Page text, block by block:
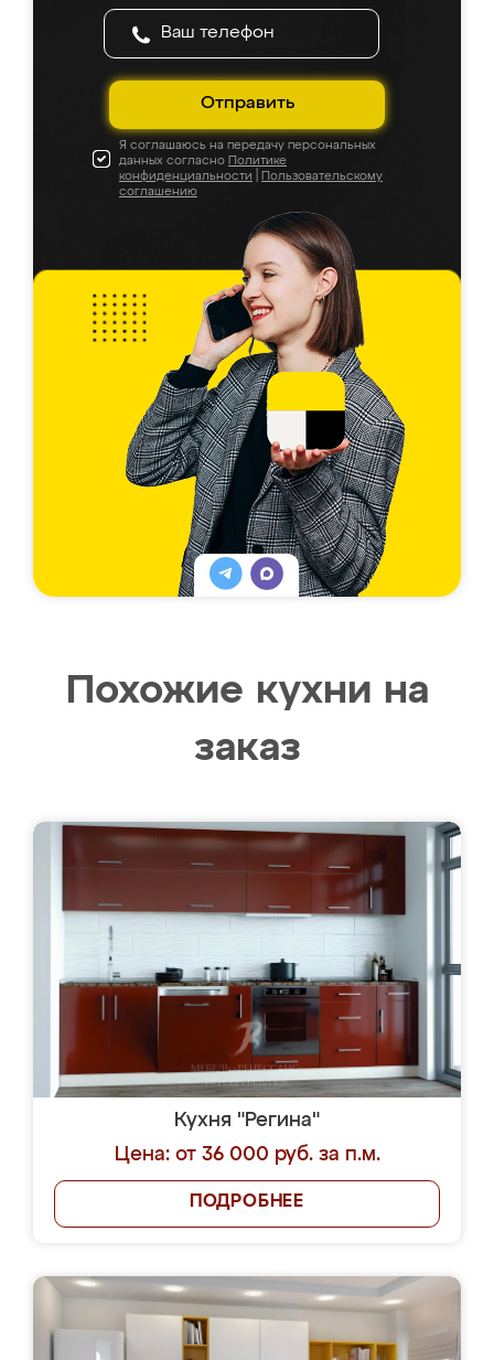
Отправить
Я соглашаюсь на передачу персональных
данных согласно Политике
конфиденциальности
Пользовательскому
соглашению
Похожие кухни на
заказ
Кухня "Регина"
Цена: от 36 000 руб. за п.м.
ПОДРОБНЕЕ